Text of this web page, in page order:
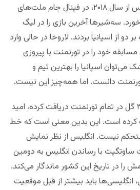
اولین تقابل اسپانیا و انگلیس از سال ۲۰۱۸، در فینال جام ملت‌های
۲۰۲۴ رقم می‌خورد. سه‌شیرها آخرین بازی را در لیگ
دو از اسپانیا بردند. لاروخا در حالی وارد
خود را در تورنمنت با پیروزی
اسپانیا را بهترین تیم و
دانست. اما همه‌چیز این نیست.
با وجود اینکه اسپانیا تنها ۳ گل در تمام تورنمنت دریافت کرده، امید
گل ۷.۶۳ را ثبت کرده است. این بدین معنی است که خط
نیست. انگلیس از نظر نمایش
با رساندن انگلیس به دومین
را در تاریخ این کشور ماندگار می‌کند.
انگلیسی‌ها باید بیشتر از قبل موقعیت